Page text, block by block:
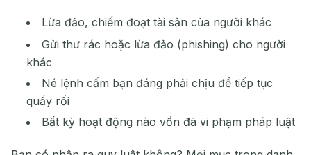
Lừa đảo, chiếm đoạt tài sản của người khác
Gửi thư rác hoặc lừa đảo (phishing) cho người
khác
Né lệnh cấm bạn đáng phải chịu để tiếp tục
quấy rối
Bất kỳ hoạt động nào vốn đã vi phạm pháp luật